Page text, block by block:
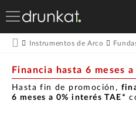
Instrumentos de Arco
Financia hasta 6 meses
Hasta fin de promoción,
6 meses a 0% interés TAE*